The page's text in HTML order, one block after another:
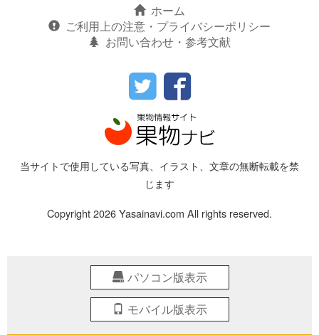
ホーム
ご利用上の注意・プライバシーポリシー
お問い合わせ・参考文献
当サイトで使用している写真、イラスト、文章の無断転載を禁
じます
Copyright 2026 Yasainavi.com All rights reserved.
パソコン版表示
モバイル版表示